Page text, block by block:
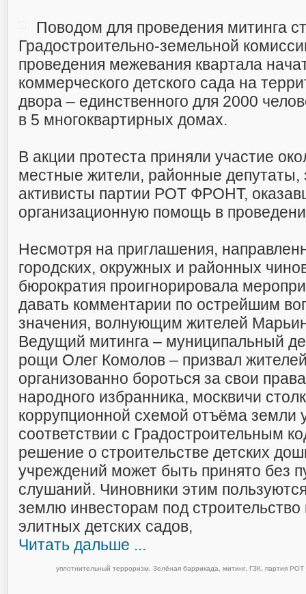
Поводом для проведения митинга
Градостроительно-земельной
проведения межевания квартала
коммерческого детского сада на
двора – единственного для 2000
в 5 многоквартирных домах.
В акции протеста приняли участие
местные жители, районные депутаты,
активисты партии РОТ ФРОНТ,
организационную помощь в
Несмотря на приглашения,
городских, окружных и районных
бюрократия проигнорировала
давать комментарии по острейшим
значения, волнующим жителей
Ведущий митинга – муниципальный
рощи Олег Комолов – призвал
организованно бороться за свои
народного избранника, москвичи
коррупционной схемой отъёма земли
соответствии с Градостроительным
решение о строительстве детских
учреждений может быть принято без
слушаний. Чиновники этим
землю инвесторам под
элитных детских садов,
Читать дальше ...
уплотнительный терроризм, Зелёная баррикада митинг, ГЗК, партия